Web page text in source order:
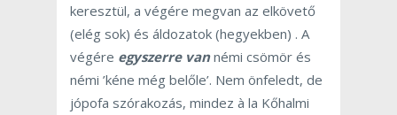
keresztül, a végére megvan az elkövető
(elég sok) és áldozatok (hegyekben) . A
végére egyszerre vannémi csömör és
némi ’kéne még belőle’. Nem önfeledt, de
jópofa szórakozás, mindez à la Kőhalmi